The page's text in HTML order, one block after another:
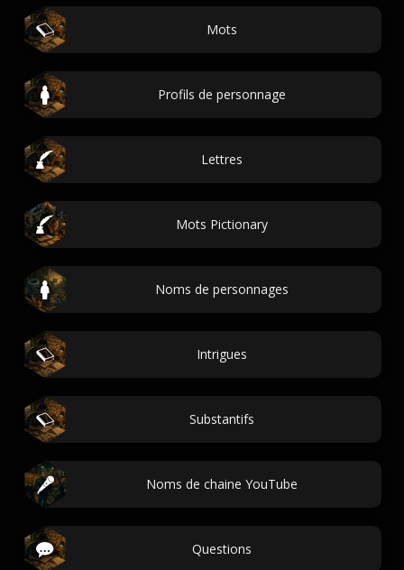
Mots
Profils de personnage
Lettres
Mots Pictionary
Noms de personnages
Intrigues
Substantifs
Noms de chaine YouTube
Questions